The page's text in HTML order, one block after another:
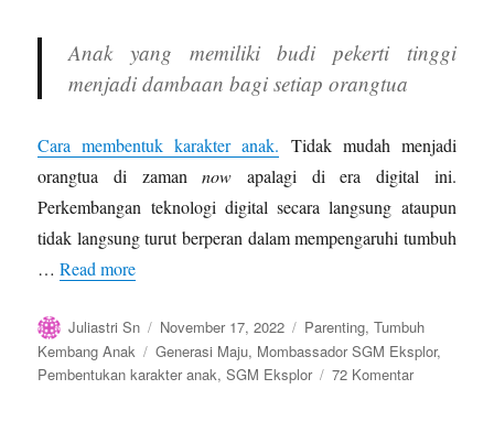
Anak yang memiliki budi pekerti tinggi
menjadi dambaan bagi setiap orangtua
Cara membentuk karakter anak. Tidak mudah menjadi
orangtua di zamannowapalagi di era digital ini.
Perkembangan teknologi digital secara langsung ataupun
tidak langsung turut berperan dalam mempengaruhi tumbuh
…Read more
Author
Juliastri Sn
Posted
on
November 17, 2022 Categories
Parenting,Tumbuh
Kembang Anak
Tags
Generasi Maju, Mombassador SGM Eksplor,
Pembentukan karakter anak,SGM Eksplor 72 Komentarpada